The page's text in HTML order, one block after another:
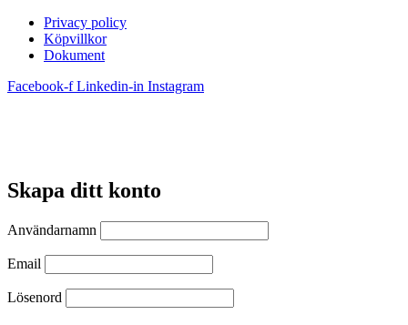
Privacy policy
Köpvillkor
Dokument
Facebook-f Linkedin-in Instagram
Skapa ditt konto
Användarnamn
Email
Lösenord